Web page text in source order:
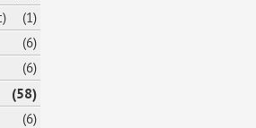
(1)
(6)
(6)
(58)
(6)